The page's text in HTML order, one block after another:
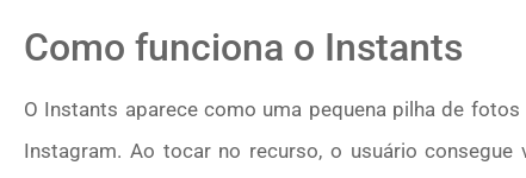
Como funciona o Instants
O Instants aparece como uma pequena pilha de
Instagram. Ao tocar no recurso, o usuário